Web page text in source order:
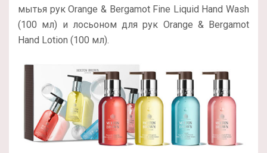
мытья рук Orange & Bergamot Fine Liquid Hand Wash
(100 мл) и лосьоном для рук Orange & Bergamot
Hand Lotion (100 мл).